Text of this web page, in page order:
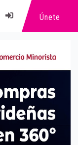
Únete